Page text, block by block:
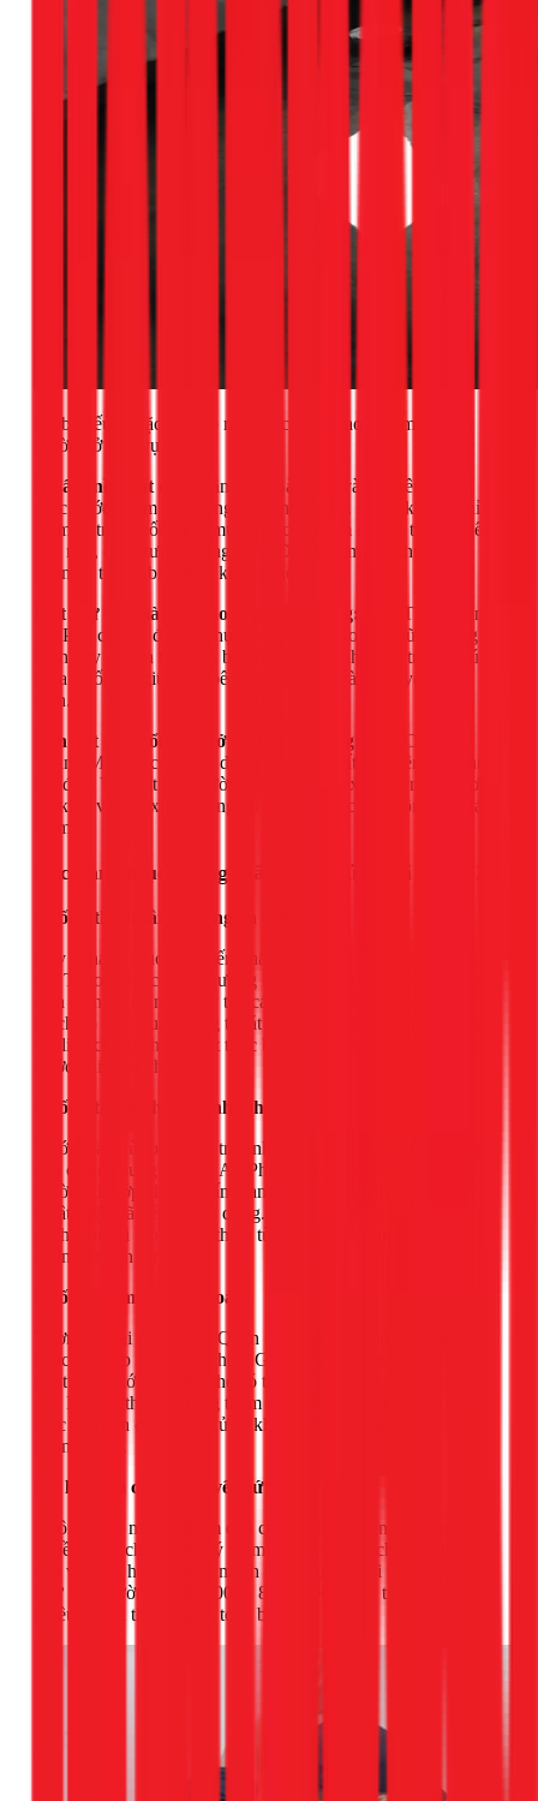
Có ba yếu tố đặc thù tạo ra áp lực thấm cao hơn mức bình
thường ở khu vực này:
Độ ẩm nền đất cao:
Gần sông Sài Gòn và các kênh rạch,
mực nước ngầm dao động theo thủy triều. Nước không chỉ
thấm từ trên xuống khi mưa, mà còn thấm ngược từ dưới lên
qua nền, chân tường, tầng hầm. Dạng thấm này thường bị
nhầm là tường bị ẩm do không thông gió.
Biệt thự và nhà phố cao cấp nhiều tầng:
Khu Thảo Điền,
An Phú có mật độ biệt thự, nhà liền kề cao — những công
trình này có sân thượng, ban công rộng, nhiều vị trí tiếp xúc
mưa. Mối nối giữa sàn bê tông và tường là điểm yếu kinh
điển.
Nền đất chưa ổn định ở một số phường:
Khu Cát Lái,
Thạnh Mỹ Lợi có nhiều dự án xây trên đất lấp, nền vẫn chưa
lún đều. Vết nứt chân tường, nứt sàn mái xuất hiện sớm hơn
dự kiến và cần xử lý cả nguyên nhân kết cấu, không chỉ trám
bề mặt.
Các hạng mục chống thấm 1Fix xử lý tại Quận 2
Chống thấm sân thượng và ban công
Đây là hạng mục phổ biến nhất ở Quận 2, đặc biệt với biệt
thự Thảo Điền có sân thượng rộng. Quy trình đúng gồm: vệ
sinh toàn bộ bề mặt, đục tẩy các vết rạn nứt chân chim, xử lý
mạch co giãn quanh ống thoát nước, sau đó thi công 2-3 lớp
vật liệu chống thấm. Kết thúc bằng thử nước ngâm 24-48 giờ
trước khi hoàn thiện.
Chống thấm nhà vệ sinh, phòng tắm
Nước thấm từ toilet qua trần nhà tầng dưới là sự cố thường
gặp ở các chung cư khu An Phú, Bình An. Nguyên nhân
thường do lớp chống thấm ban đầu thi công không đúng kỹ
thuật hoặc đã hết hạn sử dụng. Xử lý đúng cách cần đục
gạch, làm lại lớp chống thấm từ gốc, không thể chỉ trám
miệng từ bên dưới.
Chống thấm tường ngoài
Tường ngoài nhà phố ở Quận 2 thường bị thấm qua vết rạn
hoặc qua lớp sơn đã lão hóa. Giải pháp phụ thuộc vào mức
độ: tường mới bị thấm nhẹ có thể xử lý bằng sơn chống thấm
gốc Polyurethane; tường thấm nặng có biểu hiện rong rêu,
mốc đen cần cạo sạch, xử lý kháng nấm rồi mới phủ lớp
chống thấm.
Xử lý thấm cục bộ và vết nứt
Không phải mọi ca thấm đều cần thi công toàn bộ diện tích.
Nhiều vị trí chỉ cần xử lý điểm nứt, bơm keo chuyên dụng
vào vết rạn, hoặc gia cố mạch thoát nước. Chi phí xử lý điểm
như vậy thường từ 300.000 - 800.000đ/điểm, tiết kiệm hơn
nhiều so với thi công lại toàn bộ.